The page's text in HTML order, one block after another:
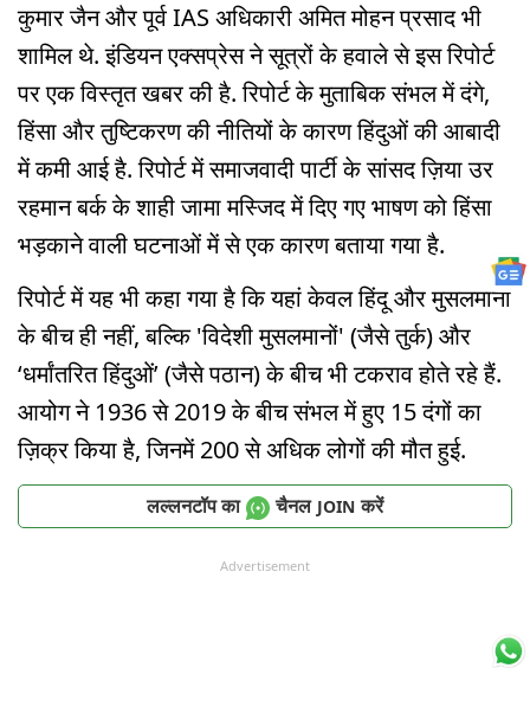
कुमार जैन और पूर्व IAS अधिकारी अमित मोहन प्रसाद भी
शामिल थे. इंडियन एक्सप्रेस ने सूत्रों के हवाले से इस रिपोर्ट
पर एक विस्तृत खबर की है. रिपोर्ट के मुताबिक संभल में दंगे,
हिंसा और तुष्टिकरण की नीतियों के कारण हिंदुओं की आबादी
में कमी आई है. रिपोर्ट में समाजवादी पार्टी के सांसद ज़िया उर
रहमान बर्क के शाही जामा मस्जिद में दिए गए भाषण को हिंसा
भड़काने वाली घटनाओं में से एक कारण बताया गया है.
रिपोर्ट में यह भी कहा गया है कि यहां केवल हिंदू और मुसलमानों
के बीच ही नहीं, बल्कि 'विदेशी मुसलमानों' (जैसे तुर्क) और
‘धर्मांतरित हिंदुओं’ (जैसे पठान) के बीच भी टकराव होते रहे हैं.
आयोग ने 1936 से 2019 के बीच संभल में हुए 15 दंगों का
ज़िक्र किया है, जिनमें 200 से अधिक लोगों की मौत हुई.
लल्लनटॉप का चैनल JOIN करें
Advertisement